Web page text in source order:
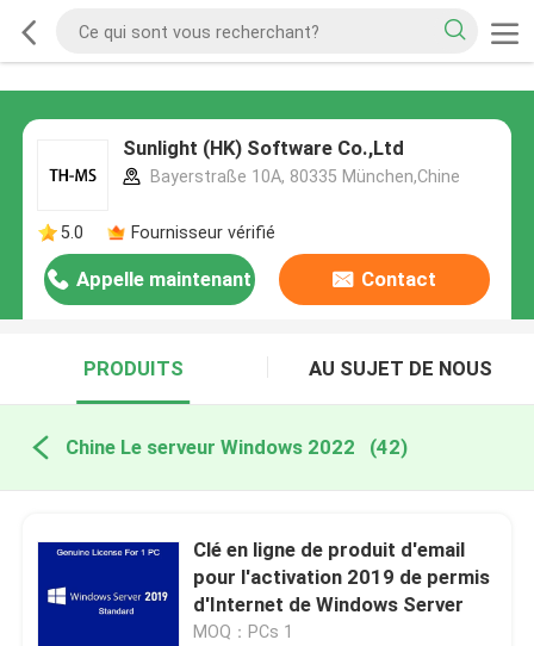
Sunlight (HK) Software Co.,Ltd
Bayerstraße 10A, 80335 München,Chine
5.0 Fournisseur vérifié
Appelle maintenant Contact
PRODUITS AU SUJET DE NOUS
Chine Le serveur Windows 2022 (42)
Clé en ligne de produit d'email
pour l'activation 2019 de permis
d'Internet de Windows Server
MOQ：PCs 1